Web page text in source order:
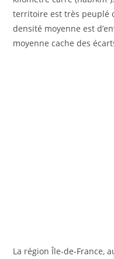
territoire est très peuplé
densité moyenne est
moyenne cache des
La région Île-de-France,